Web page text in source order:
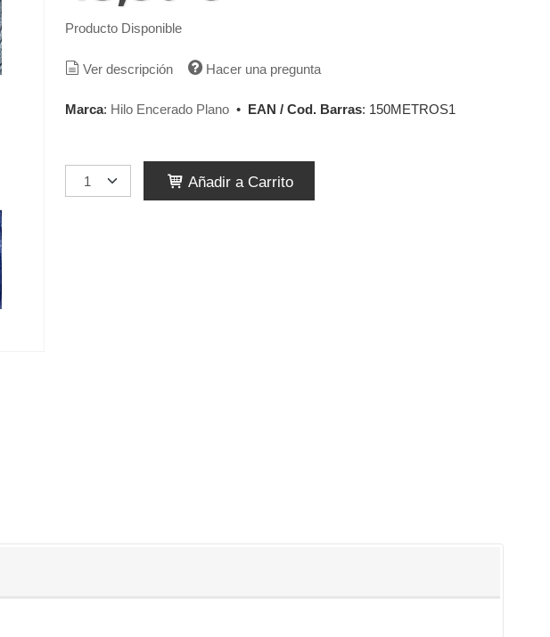
Producto Disponible
Ver descripción Hacer una pregunta
Marca: Hilo Encerado Plano• EAN / Cod. Barras: 150METROS1
Añadir a Carrito